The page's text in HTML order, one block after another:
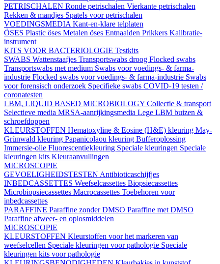
PETRISCHALEN Ronde petrischalen Vierkante petrischalen
Rekken & mandjes Spatels voor petrischalen
VOEDINGSMEDIA Kant-en-klare telplaten
ÖSES Plastic öses Metalen öses Entnaalden Prikkers Kalibratie-
instrument
KITS VOOR BACTERIOLOGIE Testkits
SWABS Wattenstaafjes Transportswabs droog Flocked swabs
Transportswabs met medium Swabs voor voedings- & farma-
industrie Flocked swabs voor voedings- & farma-industrie Swabs
voor forensisch onderzoek Specifieke swabs COVID-19 testen /
coronatesten
LBM, LIQUID BASED MICROBIOLOGY Collectie & transport
Selectieve media MRSA-aanrijkingsmedia Lege LBM buizen &
schroefdoppen
KLEURSTOFFEN Hematoxyline & Eosine (H&E) kleuring May-
Grünwald kleuring Papanicolaou kleuring Bufferoplossing
Immersie-olie Fluorescentiekleuring Speciale kleuringen Speciale
kleuringen kits Kleuraanvullingen
MICROSCOPIE
GEVOELIGHEIDSTESTEN Antibioticaschijfjes
INBEDCASSETTES Weefselcassettes Biopsiecassettes
Microbiopsiecassettes Macrocassettes Toebehoren voor
inbedcassettes
PARAFFINE Paraffine zonder DMSO Paraffine met DMSO
Paraffine afweer- en oplosmiddelen
MICROSCOPIE
KLEURSTOFFEN Kleurstoffen voor het markeren van
weefselcellen Speciale kleuringen voor pathologie Speciale
kleuringen kits voor pathologie